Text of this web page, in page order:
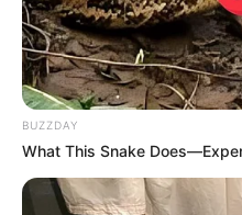
BUZZDAY
What This Snake